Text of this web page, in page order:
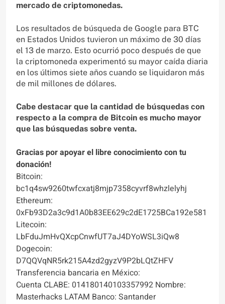
mercado de criptomonedas.
Los resultados de búsqueda de Google para BTC
en Estados Unidos tuvieron un máximo de 30 días
el 13 de marzo. Esto ocurrió poco después de que
la criptomoneda experimentó su mayor caída diaria
en los últimos siete años cuando se liquidaron más
de mil millones de dólares.
Cabe destacar que la cantidad de búsquedas con
respecto a la compra de Bitcoin es mucho mayor
que las búsquedas sobre venta.
Gracias por apoyar el libre conocimiento con tu
donación!
Bitcoin:
bc1q4sw9260twfcxatj8mjp7358cyvrf8whzlelyhj
Ethereum:
0xFb93D2a3c9d1A0b83EE629c2dE1725BCa192e581
Litecoin:
LbFduJmHvQXcpCnwfUT7aJ4DYoWSL3iQw8
Dogecoin:
D7QQVqNR5rk215A4zd2gyzV9P2bLQtZHFV
Transferencia bancaria en México:
Cuenta CLABE: 014180140103357992 Nombre:
Masterhacks LATAM Banco: Santander